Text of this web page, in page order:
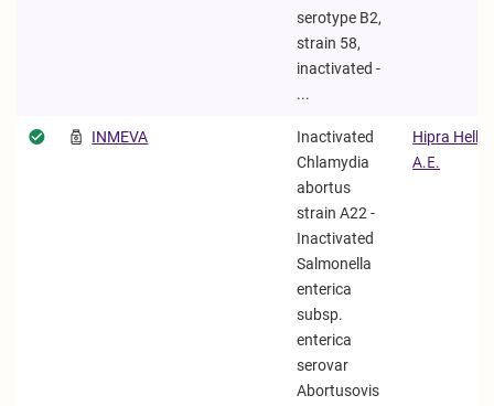
serotype B2,
strain 58,
inactivated -
...
INMEVA
Inactivated
Chlamydia
abortus
strain A22 -
Inactivated
Salmonella
enterica
subsp.
enterica
serovar
Abortusovis
Hipra
Α.Ε.